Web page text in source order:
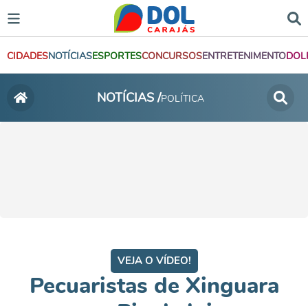
CIDADESNOTÍCIASESPORTESCONCURSOSENTRETENIMENTO
NOTÍCIAS /POLÍTICA
VEJA O VÍDEO!
Pecuaristas de Xinguara